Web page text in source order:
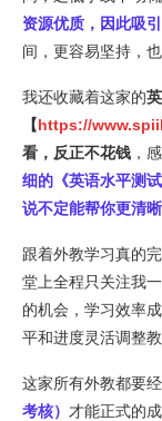
资源优质，因此吸
间，更容易坚持，
我还收藏着这家的
【https://
看，反正不花钱 ，
细的《英语水平测
说不定能帮你更清
跟着外教学习真的
堂上全程只关注我
的机会，学习效率
平和进度灵活调整
这家所有外教都要
考核） 才能正式的